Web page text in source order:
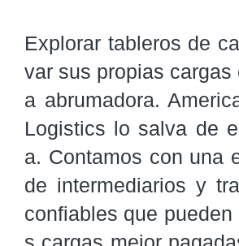
Explorar tableros de
var sus propias cargas
a abrumadora.
Logistics lo salva de
a. Contamos con una
de intermediarios y
confiables que pueden